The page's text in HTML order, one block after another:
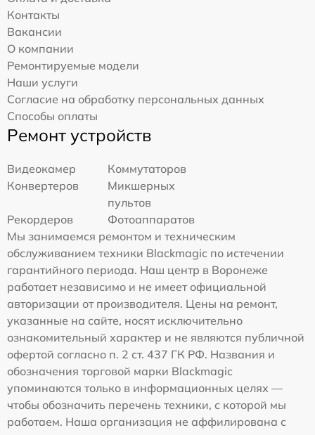
Контакты
Вакансии
О компании
Ремонтируемые модели
Наши услуги
Согласие на обработку персональных данных
Способы оплаты
Ремонт устройств
Видеокамер
Коммутаторов
Конвертеров
Микшерных
пультов
Рекордеров
Фотоаппаратов
Мы занимаемся ремонтом и техническим
обслуживанием техники Blackmagic по истечении
гарантийного периода. Наш центр в Воронеже
работает независимо и не имеет официальной
авторизации от производителя. Цены на ремонт,
указанные на сайте, носят исключительно
ознакомительный характер и не являются публичной
офертой согласно п. 2 ст. 437 ГК РФ. Названия и
обозначения торговой марки Blackmagic
упоминаются только в информационных целях —
чтобы обозначить перечень техники, с которой мы
работаем. Наша организация не аффилирована с